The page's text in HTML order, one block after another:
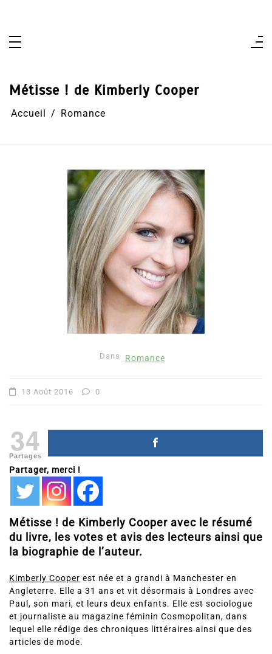
Métisse ! de Kimberly Cooper
Accueil Romance
Dans Romance
13 Août 2016 0
34
Partages
Partager, merci !
Métisse ! de Kimberly Cooper avec le résumé
du livre, les votes et avis des lecteurs ainsi que
la biographie de l’auteur.
Kimberly Cooper est née et a grandi à Manchester en
Angleterre. Elle a 31 ans et vit désormais à Londres avec
Paul, son mari, et leurs deux enfants. Elle est sociologue
et journaliste au magazine féminin Cosmopolitan, dans
lequel elle rédige des chroniques littéraires ainsi que des
articles de mode.